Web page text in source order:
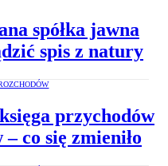
spółka jawna
spis z natury
przychodów
co się zmieniło